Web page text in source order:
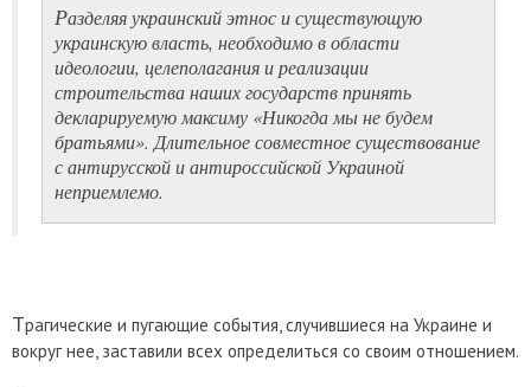
Разделяя украинский этнос и существующую
украинскую власть, необходимо в области
идеологии, целеполагания и реализации
строительства наших государств принять
декларируемую максиму «Никогда мы не будем
братьями». Длительное совместное существование
с антирусской и антироссийской Украиной
неприемлемо.
Трагические и пугающие события, случившиеся на Украине и
вокруг нее, заставили всех определиться со своим отношением.